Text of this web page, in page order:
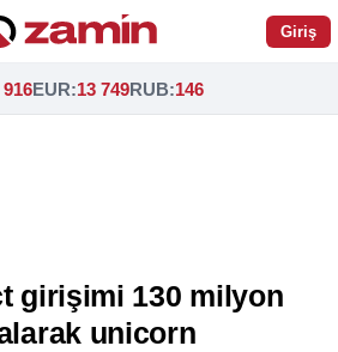
Giriş
916EUR:13 749RUB:146
girişimi 130 milyon
unicorn